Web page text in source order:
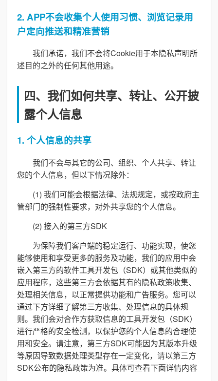
2. APP不会收集个人使用习惯、浏览记录用
户定向推送和精准营销
我们承诺，我们不会将Cookie用于本隐私声明所
述目的之外的任何其他用途。
四、我们如何共享、转让、公开披
露个人信息
1. 个人信息的共享
我们不会与其它的公司、组织、个人共享、转让
您的个人信息，但以下情况除外：
(1) 我们可能会根据法律、法规规定，或按政府主
管部门的强制性要求，对外共享您的个人信息。
(2) 接入的第三方SDK
为保障我们客户端的稳定运行、功能实现，使您
能够使用和享受更多的服务及功能，我们的应用中会
嵌入第三方的软件工具开发包（SDK）或其他类似的
应用程序，这些第三方会依据其有的隐私政策收集、
处理相关信息，以正常提供功能和广告服务。您可以
通过下方详细了解第三方收集、处理信息的具体规
则。我们会对合作方获取信息的工具开发包（SDK）
进行严格的安全检测，以保护您的个人信息的合理使
用和安全。请注意，第三方SDK可能因为其版本升级
等原因导致数据处理类型存在一定变化，请以第三方
SDK公布的隐私政策为准。具体可查看下面详情内容